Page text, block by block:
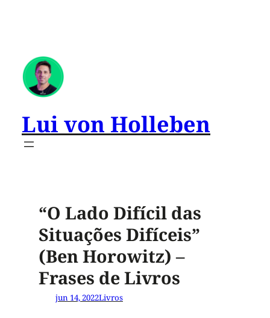
Lui von Holleben
“O Lado Difícil das
Situações Difíceis”
(Ben Horowitz) –
Frases de Livros
jun 14, 2022Livros